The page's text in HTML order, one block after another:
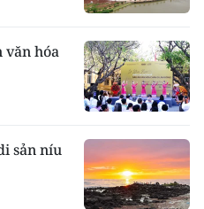
hai đầu mai rùa,
gần vuông, hiên có
mỗi gian hồi làm
hẹp lòng, gần giống
dây đeo vắt qua
nay. ở dọc các con
trong việc xuôi
văn hóa
sản níu